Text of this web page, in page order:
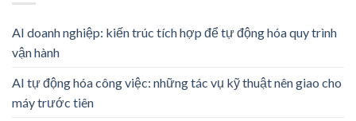
AI doanh nghiệp: kiến trúc tích hợp để tự động hóa quy trình
vận hành
AI tự động hóa công việc: những tác vụ kỹ thuật nên giao cho
máy trước tiên